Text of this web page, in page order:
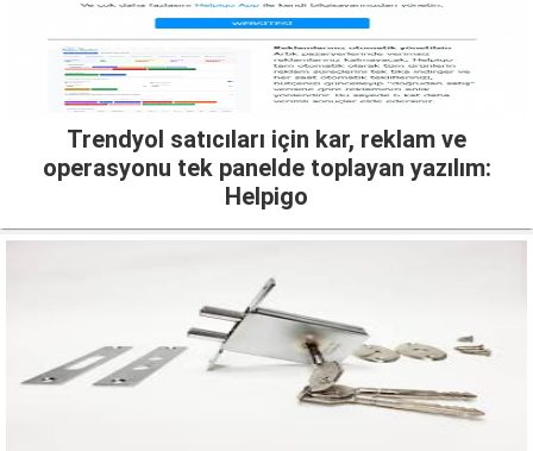
Trendyol satıcıları için kar, reklam ve
operasyonu tek panelde toplayan yazılım:
Helpigo